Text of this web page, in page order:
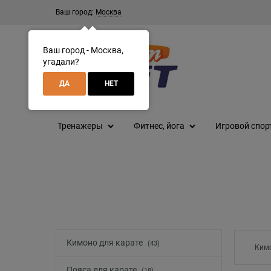
Ваш город: Москва
Тренажеры Фитнес, йога Игровой
Кимоно для карате (43)
Ваш город - Москва,
угадали?
ДА НЕТ